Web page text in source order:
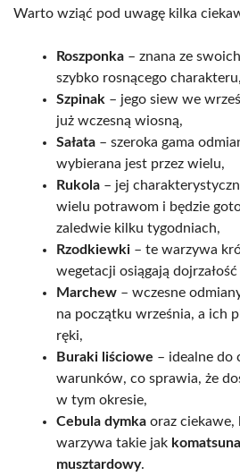
Warto wziąć pod uwagę kilka
Roszponka – znana ze
szybko rosnącego charakteru,
Szpinak – jego siew we
już wczesną wiosną,
Sałata – szeroka gama
wybierana jest przez wielu,
Rukola – jej
wielu potrawom i będzie
zaledwie kilku tygodniach,
Rzodkiewki – te warzywa
wegetacji osiągają
Marchew – wczesne
na początku września, a ich
ręki,
Buraki liściowe – idealne do
warunków, co sprawia, że
w tym okresie,
Cebula dymka oraz ciekawe,
warzywa takie jak komatsuna
musztardowy.